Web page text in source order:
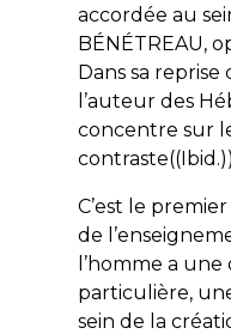
accordée au
BÉNÉTREAU,
Dans sa reprise
l’auteur des
concentre sur
contraste((Ibid
C’est le
de
l’homme a
particulière,
sein de la